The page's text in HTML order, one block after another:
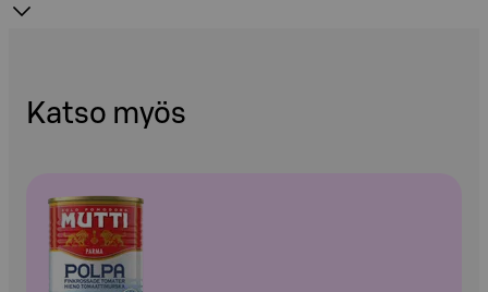
Katso myös